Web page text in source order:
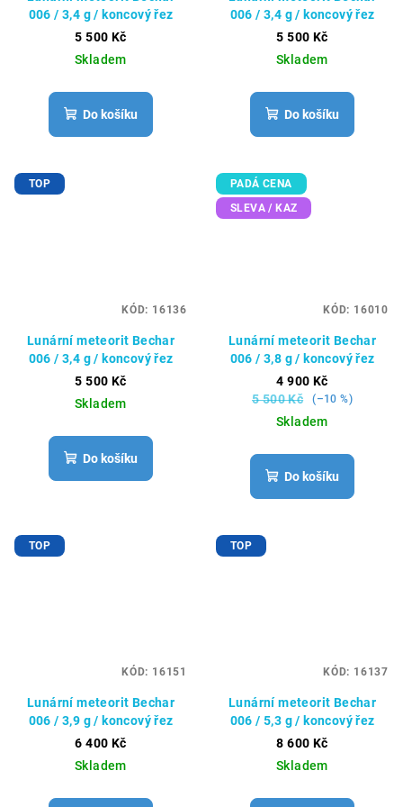
006 / 3,4 g / koncový řez
5 500 Kč
Skladem
Do košíku
006 / 3,4 g / koncový řez
5 500 Kč
Skladem
Do košíku
TOP
Lunární meteorit Bechar
006 / 3,4 g / koncový řez
5 500 Kč
Skladem
Do košíku
KÓD: 16136
PADÁ CENA
SLEVA / KAZ
Lunární meteorit Bechar
006 / 3,8 g / koncový řez
4 900 Kč
5 500 Kč
(–10 %)
Skladem
Do košíku
KÓD: 16010
TOP
Lunární meteorit Bechar
006 / 3,9 g / koncový řez
6 400 Kč
Skladem
KÓD: 16151
TOP
Lunární meteorit Bechar
006 / 5,3 g / koncový řez
8 600 Kč
Skladem
KÓD: 16137